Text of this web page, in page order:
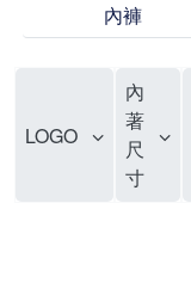
內褲
LOGO
內
著
尺
寸